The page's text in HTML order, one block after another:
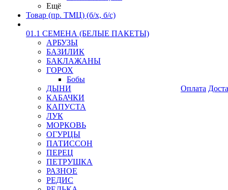
Ещё
Товар (пр. ТМЦ) (б/х, б/с)
01.1 СЕМЕНА (БЕЛЫЕ ПАКЕТЫ)
АРБУЗЫ
БАЗИЛИК
БАКЛАЖАНЫ
ГОРОХ
Бобы
ДЫНИ
КАБАЧКИ
КАПУСТА
ЛУК
МОРКОВЬ
ОГУРЦЫ
ПАТИССОН
ПЕРЕЦ
ПЕТРУШКА
РАЗНОЕ
РЕДИС
Оплата